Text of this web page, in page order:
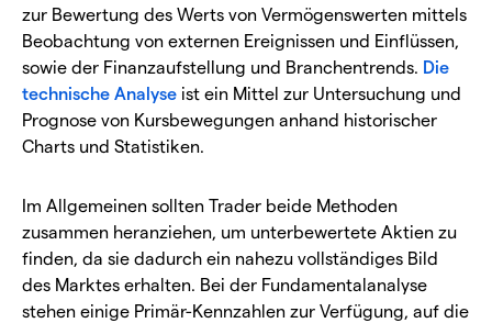
zur Bewertung des Werts von Vermögenswerten mittels
Beobachtung von externen Ereignissen und Einflüssen,
sowie der Finanzaufstellung und Branchentrends. Die
technische Analyse ist ein Mittel zur Untersuchung und
Prognose von Kursbewegungen anhand historischer
Charts und Statistiken.
Im Allgemeinen sollten Trader beide Methoden
zusammen heranziehen, um unterbewertete Aktien zu
finden, da sie dadurch ein nahezu vollständiges Bild
des Marktes erhalten. Bei der Fundamentalanalyse
stehen einige Primär-Kennzahlen zur Verfügung, auf die